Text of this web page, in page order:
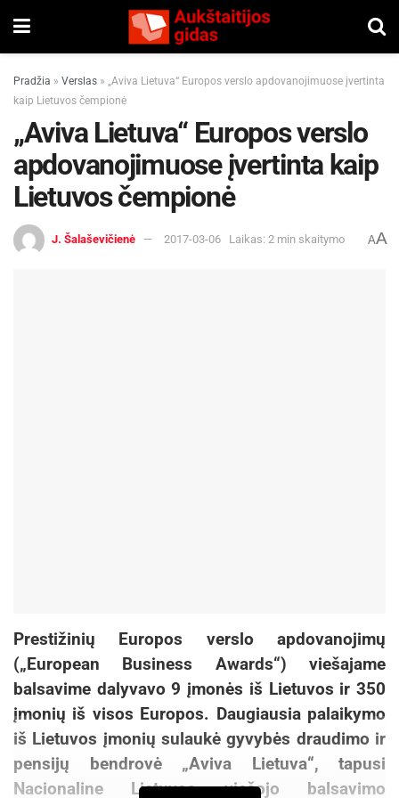
Pradžia » Verslas » „Aviva Lietuva“ Europos verslo apdovanojimuose įvertinta
kaip Lietuvos čempionė
„Aviva Lietuva“ Europos verslo
apdovanojimuose įvertinta kaip
Lietuvos čempionė
J. Šalaševičienė 2017-03-06 Laikas: 2 min skaitymo AA
Prestižinių Europos verslo apdovanojimų
(„European Business Awards“) viešajame
balsavime dalyvavo 9 įmonės iš Lietuvos ir 350
įmonių iš visos Europos. Daugiausia palaikymo
iš Lietuvos įmonių sulaukė gyvybės draudimo ir
pensijų bendrovė „Aviva Lietuva“, tapusi
Nacionaline Lietuvos viešojo balsavimo